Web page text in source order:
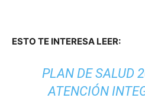
ESTO TE INTERESA LEER:
PLAN DE SALUD
ATENCIÓN